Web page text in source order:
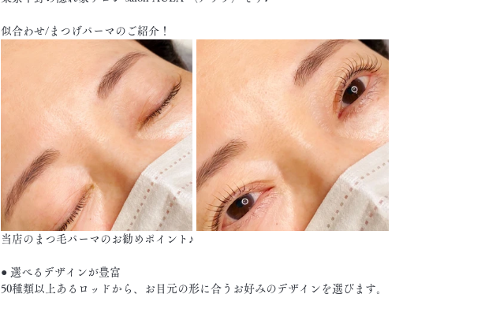
似合わせ/まつげパーマのご紹介！
当店のまつ毛パーマのお勧めポイント♪
● 選べるデザインが豊富
50種類以上あるロッドから、お目元の形に合うお好みのデザインを選びます。